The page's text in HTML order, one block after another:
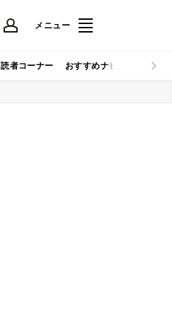
メニュー
読者コーナー おすすめナビ マイナビ